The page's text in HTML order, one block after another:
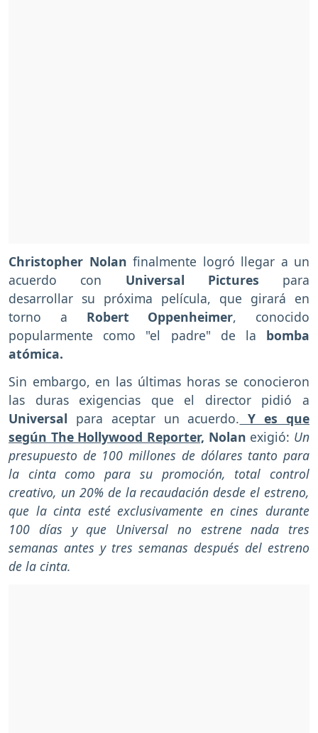
Christopher Nolan finalmente logró llegar a un
acuerdo con Universal Pictures para
desarrollar su próxima película, que girará en
torno a Robert Oppenheimer, conocido
popularmente como "el padre" de la bomba
atómica.
Sin embargo, en las últimas horas se conocieron
las duras exigencias que el director pidió a
Universal para aceptar un acuerdo. Y es que
según The Hollywood Reporter, Nolan exigió: Un
presupuesto de 100 millones de dólares tanto para
la cinta como para su promoción, total control
creativo, un 20% de la recaudación desde el estreno,
que la cinta esté exclusivamente en cines durante
100 días y que Universal no estrene nada tres
semanas antes y tres semanas después del estreno
de la cinta.